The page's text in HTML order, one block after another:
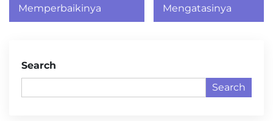
Memperbaikinya
Mengatasinya
Search
Search